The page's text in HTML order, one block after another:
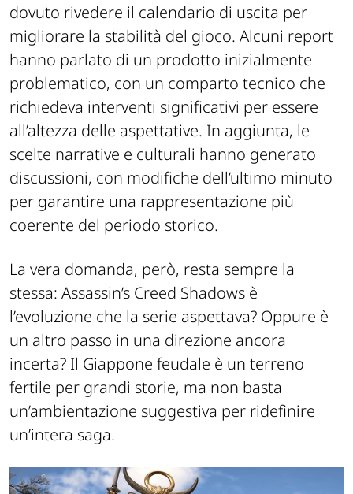
dovuto rivedere il calendario di uscita per
migliorare la stabilità del gioco. Alcuni report
hanno parlato di un prodotto inizialmente
problematico, con un comparto tecnico che
richiedeva interventi significativi per essere
all’altezza delle aspettative. In aggiunta, le
scelte narrative e culturali hanno generato
discussioni, con modifiche dell’ultimo minuto
per garantire una rappresentazione più
coerente del periodo storico.
La vera domanda, però, resta sempre la
stessa: Assassin’s Creed Shadows è
l’evoluzione che la serie aspettava? Oppure è
un altro passo in una direzione ancora
incerta? Il Giappone feudale è un terreno
fertile per grandi storie, ma non basta
un’ambientazione suggestiva per ridefinire
un’intera saga.